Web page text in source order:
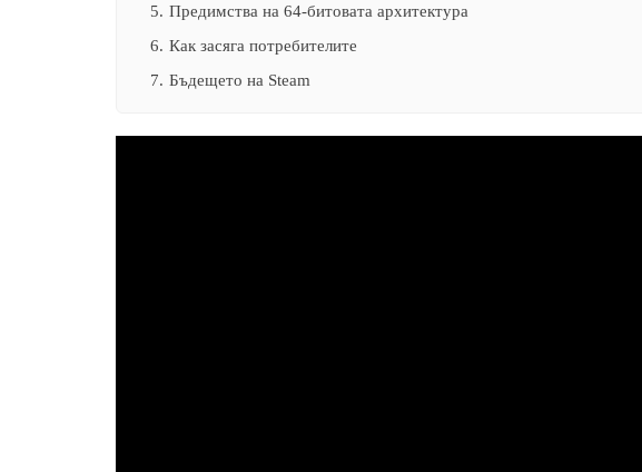
5. Предимства на 64-битовата архитектура
6. Как засяга потребителите
7. Бъдещето на Steam